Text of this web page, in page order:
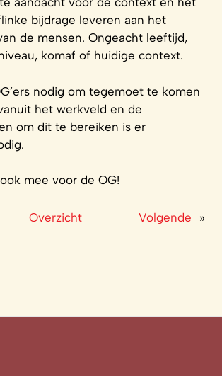
bijdrage leveren aan het
de mensen. Ongeacht leeftijd,
komaf of huidige context.
nodig om tegemoet te komen
het werkveld en de
om dit te bereiken is er
mee voor de OG!
Overzicht Volgende »